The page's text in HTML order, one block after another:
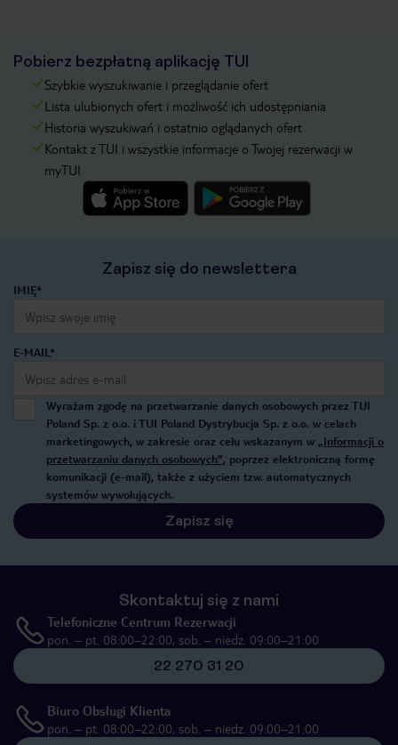
Pobierz bezpłatną aplikację TUI
Szybkie wyszukiwanie i przeglądanie ofert
Lista ulubionych ofert i możliwość ich udostępniania
Historia wyszukiwań i ostatnio oglądanych ofert
Kontakt z TUI i wszystkie informacje o Twojej rezerwacji w
myTUI
Zapisz się do newslettera
IMIĘ*
E-MAIL*
Wyrażam zgodę na przetwarzanie danych osobowych przez TUI
Poland Sp. z o.o. i TUI Poland Dystrybucja Sp. z o.o. w celach
marketingowych, w zakresie oraz celu wskazanym w „Informacji o
przetwarzaniu danych osobowych”, poprzez elektroniczną formę
komunikacji (e-mail), także z użyciem tzw. automatycznych
systemów wywołujących.
Zapisz się
Skontaktuj się z nami
Telefoniczne Centrum Rezerwacji
pon. – pt. 08:00–22:00, sob. – niedz. 09:00–21:00
22 270 31 20
Biuro Obsługi Klienta
pon. – pt. 08:00–22:00, sob. – niedz. 09:00–21:00